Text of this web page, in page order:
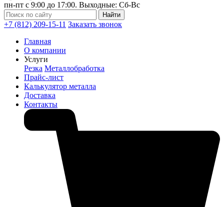
пн-пт с 9:00 до 17:00. Выходные: Сб-Вс
+7 (812) 209-15-11 Заказать звонок
Главная
О компании
Услуги
Резка Металлобработка
Прайс-лист
Калькулятор металла
Доставка
Контакты